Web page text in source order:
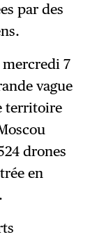
par des
7
vague
territoire
drones
en